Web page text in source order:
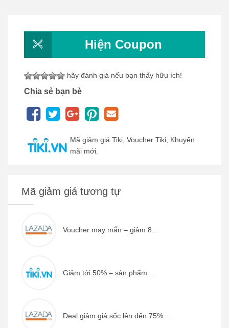
Hiện Coupon
hãy đánh giá nếu bạn thấy hữu ích!
Chia sẻ bạn bè
Mã giảm giá Tiki, Voucher Tiki, Khuyến
mãi mới.
Mã giảm giá tương tự
Voucher may mắn – giảm 8...
Giảm tới 50% – sản phẩm ...
Deal giảm giá sốc lên đến 75% ...